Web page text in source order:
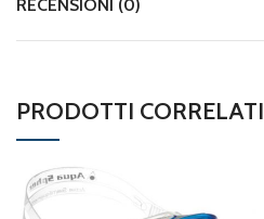
RECENSIONI (0)
PRODOTTI CORRELATI